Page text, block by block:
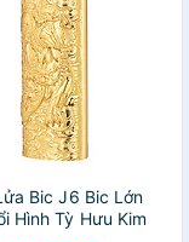
Bic J6 Bic Lớn
Hình Tỳ Hưu Kim